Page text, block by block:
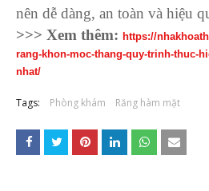
nên dễ dàng, an toàn và hiệu
>>> Xem thêm: https://
rang-khon-moc-thang-quy-trinh-thuc-
nhat/
Tags: Phòng khám Răng hàm mặt